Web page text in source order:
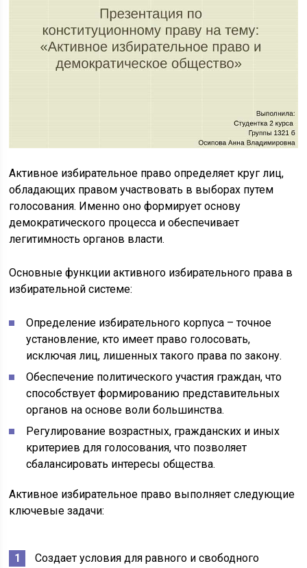
Активное избирательное право определяет круг лиц,
обладающих правом участвовать в выборах путем
голосования. Именно оно формирует основу
демократического процесса и обеспечивает
легитимность органов власти.
Основные функции активного избирательного права в
избирательной системе:
Определение избирательного корпуса – точное
установление, кто имеет право голосовать,
исключая лиц, лишенных такого права по закону.
Обеспечение политического участия граждан, что
способствует формированию представительных
органов на основе воли большинства.
Регулирование возрастных, гражданских и иных
критериев для голосования, что позволяет
сбалансировать интересы общества.
Активное избирательное право выполняет следующие
ключевые задачи:
Создает условия для равного и свободного